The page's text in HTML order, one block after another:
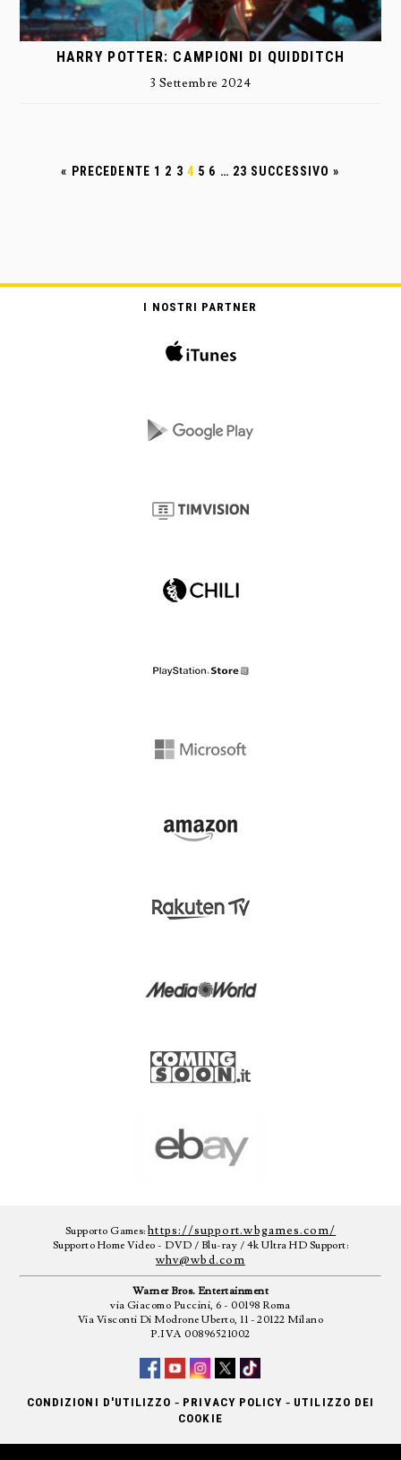
HARRY POTTER: CAMPIONI DI QUIDDITCH
3 Settembre 2024
« PRECEDENTE 1 2 3 4 5 6 … 23 SUCCESSIVO »
I NOSTRI PARTNER
Supporto Games:https://support.wbgames.com/
Supporto Home Video - DVD / Blu-ray / 4k Ultra HD Support:
whv@wbd.com
Warner Bros. Entertainment
via Giacomo Puccini, 6 - 00198 Roma
Via Visconti Di Modrone Uberto, 11 - 20122 Milano
P.IVA 00896521002
CONDIZIONI D'UTILIZZO - PRIVACY POLICY - UTILIZZO DEI
COOKIE